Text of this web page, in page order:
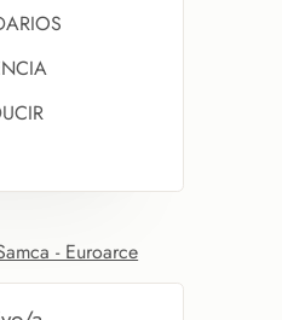
- Euroarce